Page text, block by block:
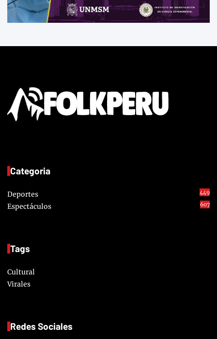
Categoria
Deportes 449
Espectáculos 607
Tags
Cultural
Virales
Redes Sociales